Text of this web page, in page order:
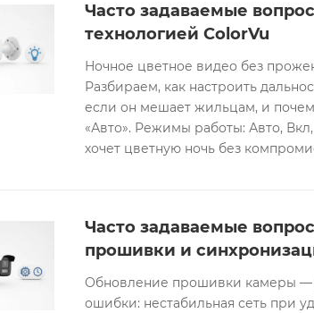
Часто задаваемые
технологией ColorVu
Ночное цветное видео без
Разбираем, как настроить
если он мешает жильцам, и
«Авто». Режимы работы: Авто,
хочет цветную ночь без
Часто задаваемые
прошивки и
Обновление прошивки камеры —
ошибки: нестабильная сеть при